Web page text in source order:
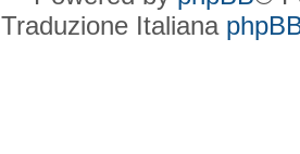
Traduzione Italiana